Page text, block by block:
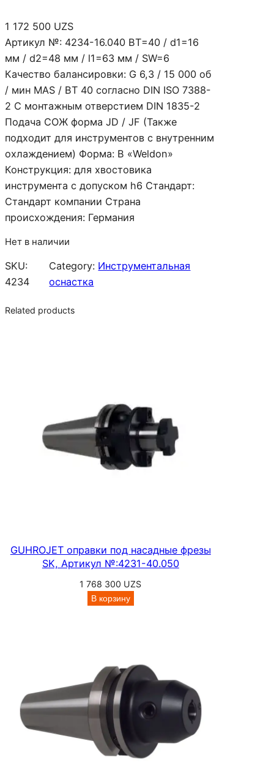
1 172 500 UZS
Артикул №: 4234-16.040 BT=40 / d1=16
мм / d2=48 мм / l1=63 мм / SW=6
Качество балансировки: G 6,3 / 15 000 об
/ мин MAS / BT 40 согласно DIN ISO 7388-
2 С монтажным отверстием DIN 1835-2
Подача СОЖ форма JD / JF (Также
подходит для инструментов с внутренним
охлаждением) Форма: B «Weldon»
Конструкция: для хвостовика
инструмента с допуском h6 Стандарт:
Стандарт компании Страна
происхождения: Германия
Нет в наличии
SKU:
4234
Category: Инструментальная
оснастка
Related products
GUHROJET оправки под насадные фрезы
SK, Артикул №:4231-40.050
1 768 300 UZS
В корзину